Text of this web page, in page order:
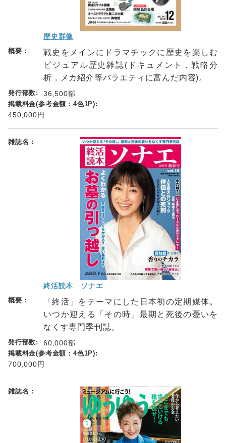
歴史群像
戦史をメインにドラマチックに歴史を楽しむ
ビジュアル歴史雑誌(ドキュメント，戦略分
析，メカ紹介等バラエティに富んだ内容)。
36,500部
450,000円
終活読本 ソナエ
「終活」をテーマにした日本初の定期媒体。
いつか迎える「その時」最期と死後の憂いを
なくす専門季刊誌。
60,000部
700,000円